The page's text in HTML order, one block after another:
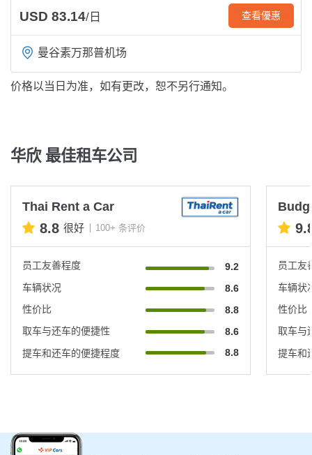
USD 83.14/日 查看優惠
曼谷素万那普机场
价格以当日为准，如有更改，恕不另行通知。
华欣 最佳租车公司
Thai Rent a Car
8.8 很好 100+ 条评价
员工友善程度
9.2
车辆状况
8.6
性价比
8.8
取车与还车的便捷性
8.6
提车和还车的便捷程度
8.8
员工友
车辆状
性价比
取车与
提车和